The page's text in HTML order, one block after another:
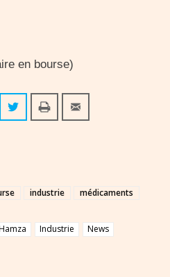
en bourse)
industrie
médicaments
Industrie
News